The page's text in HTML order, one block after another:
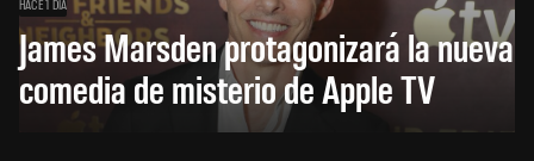
HACE 1 DÍA
James Marsden protagonizará la nueva
comedia de misterio de Apple TV